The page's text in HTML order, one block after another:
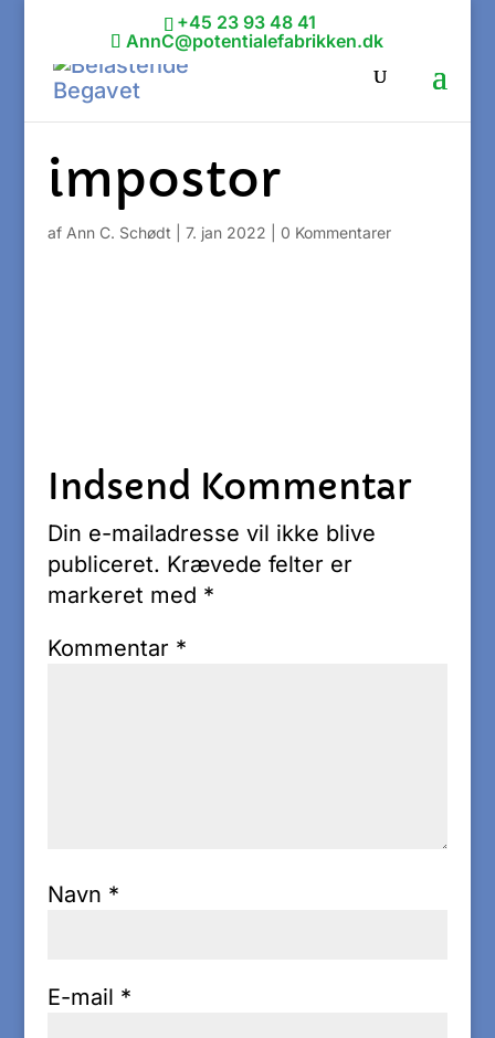
+45 23 93 48 41
AnnC@potentialefabrikken.dk
impostor
af Ann C. Schødt 7. jan 2022 0 Kommentarer
Indsend Kommentar
Din e-mailadresse vil ikke blive
publiceret. Krævede felter er
markeret med *
Kommentar *
Navn *
E-mail *